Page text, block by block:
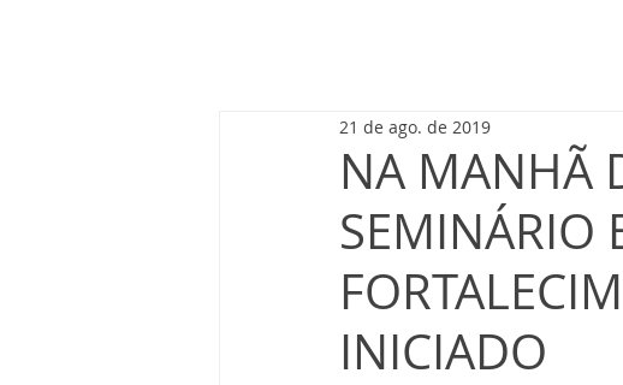
NA MANHÃ
SEMINÁRIO
INICIADO
21 de ago. de 2019